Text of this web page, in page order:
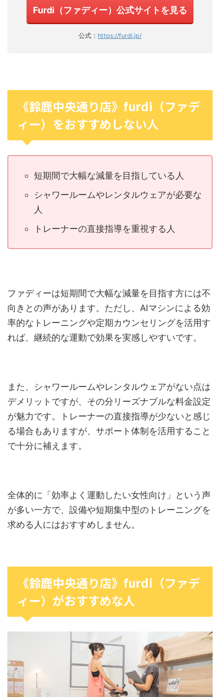
Furdi（ファディー）公式サイトを見る
公式： https://furdi.jp/
《鈴鹿中央通り店》furdi（ファデ
ィー）をおすすめしない人
短期間で大幅な減量を目指している人
シャワールームやレンタルウェアが必要な
人
トレーナーの直接指導を重視する人
ファディーは短期間で大幅な減量を目指す方には不
向きとの声があります。ただし、AIマシンによる効
率的なトレーニングや定期カウンセリングを活用す
れば、継続的な運動で効果を実感しやすいです。
また、シャワールームやレンタルウェアがない点は
デメリットですが、その分リーズナブルな料金設定
が魅力です。トレーナーの直接指導が少ないと感じ
る場合もありますが、サポート体制を活用すること
で十分に補えます。
全体的に「効率よく運動したい女性向け」という声
が多い一方で、設備や短期集中型のトレーニングを
求める人にはおすすめしません。
《鈴鹿中央通り店》furdi（ファデ
ィー）がおすすめな人